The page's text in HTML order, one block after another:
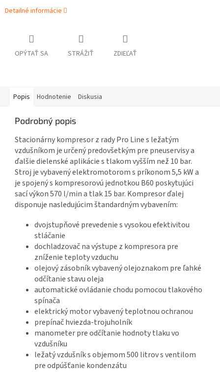
Detailné informácie
OPÝTAŤ SA STRÁŽIŤ ZDIEĽAŤ
Popis Hodnotenie Diskusia
Podrobný popis
Stacionárny kompresor z rady Pro Line s ležatým
vzdušníkom je určený predovšetkým pre pneuservisy a
ďalšie dielenské aplikácie s tlakom vyšším než 10 bar.
Stroj je vybavený elektromotorom s príkonom 5,5 kW a
je spojený s kompresorovú jednotkou B60 poskytujúci
sací výkon 570 l/min a tlak 15 bar. Kompresor ďalej
disponuje nasledujúcim štandardným vybavením:
dvojstupňové prevedenie s vysokou efektivitou
stláčanie
dochladzovač na výstupe z kompresora pre
zníženie teploty vzduchu
olejový zásobník vybavený olejoznakom pre ľahké
odčítanie stavu oleja
automatické ovládanie chodu pomocou tlakového
spínača
elektrický motor vybavený teplotnou ochranou
prepínač hviezda-trojuholník
manometer pre odčítanie hodnoty tlaku vo
vzdušníku
ležatý vzdušník s objemom 500 litrov s ventilom
pre odpúšťanie kondenzátu